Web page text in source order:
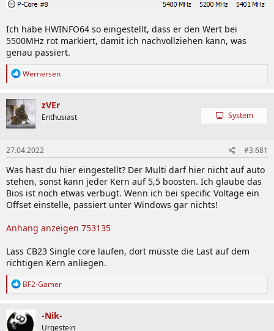
Ich habe HWINFO64 so eingestellt, dass er den Wert bei
5500MHz rot markiert, damit ich nachvollziehen kann, was
genau passiert.
R
k
t
i
o
n
e
n
:
Wernersen
zVEr
Enthusiast System
27.04.2022 #3.681
Was hast du hier eingestellt? Der Multi darf hier nicht auf auto
stehen, sonst kann jeder Kern auf 5,5 boosten. Ich glaube das
Bios ist noch etwas verbugt. Wenn ich bei specific Voltage ein
Offset einstelle, passiert unter Windows gar nichts!
Anhang anzeigen 753135
Lass CB23 Single core laufen, dort müsste die Last auf dem
richtigen Kern anliegen.
R
k
t
BF2-Gamer
-Nik-
Urgestein